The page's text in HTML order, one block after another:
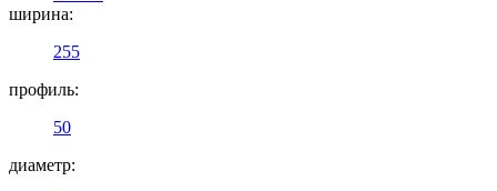
ширина:
255
профиль:
50
диаметр: